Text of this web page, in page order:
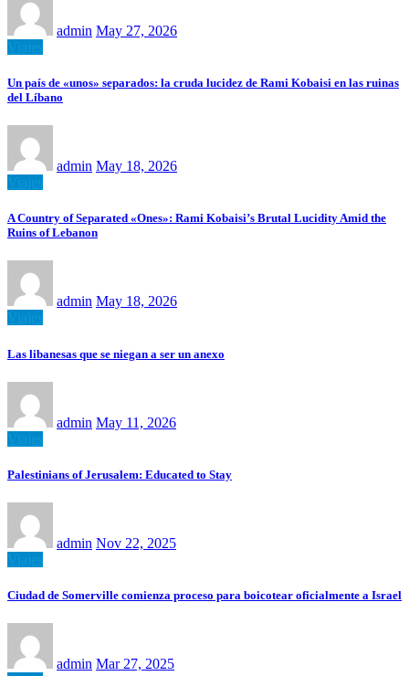
admin May 27, 2026
Un país de «unos» separados: la cruda lucidez de Rami Kobaisi en las ruinas
del Líbano
admin May 18, 2026
A Country of Separated «Ones»: Rami Kobaisi’s Brutal Lucidity Amid the
Ruins of Lebanon
admin May 18, 2026
Las libanesas que se niegan a ser un anexo
admin May 11, 2026
Palestinians of Jerusalem: Educated to Stay
admin Nov 22, 2025
Ciudad de Somerville comienza proceso para boicotear oficialmente a Israel
admin Mar 27, 2025